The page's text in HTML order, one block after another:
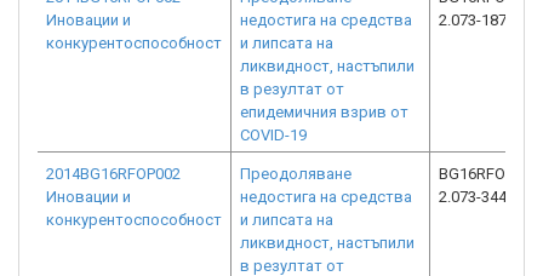
Иновации и
конкурентоспособност
недостига на средства
и липсата на
ликвидност, настъпили
в резултат от
епидемичния взрив от
COVID-19
2.073-1870-
2014BG16RFOP002
Иновации и
конкурентоспособност
Преодоляване
недостига на средства
и липсата на
ликвидност, настъпили
в резултат от
BG16RFOP002-
2.073-3448-